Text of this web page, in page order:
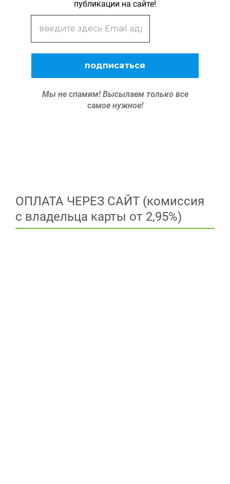
публикации на сайте!
Мы не спамим! Высылаем только все
самое нужное!
ОПЛАТА ЧЕРЕЗ САЙТ (комиссия
с владельца карты от 2,95%)